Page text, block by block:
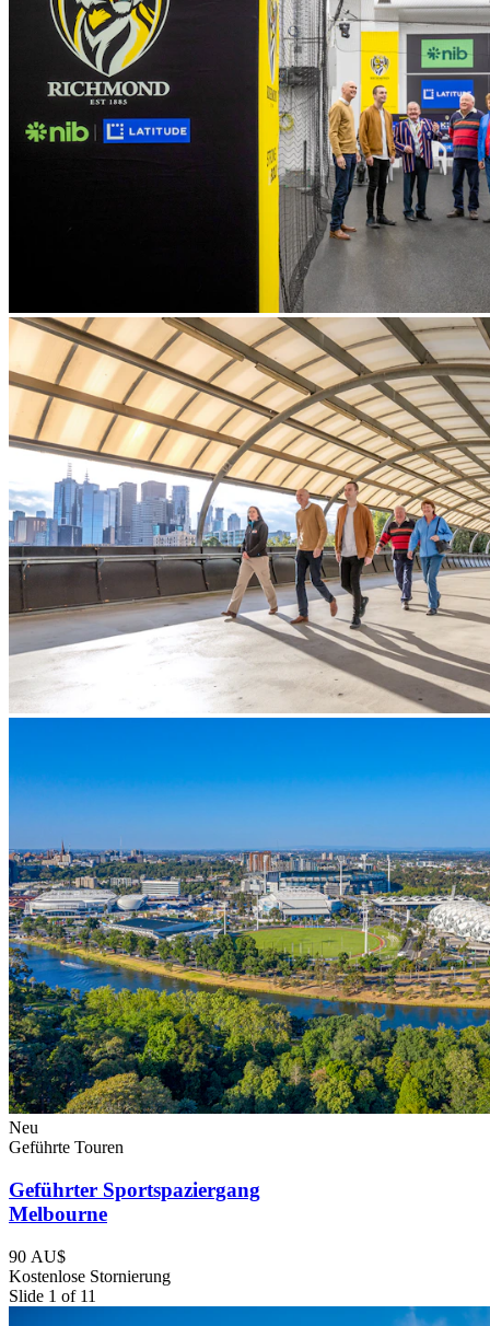
Neu
Geführte Touren
Geführter Sportspaziergang
Melbourne
90 AU$
Kostenlose Stornierung
Slide 1 of 11